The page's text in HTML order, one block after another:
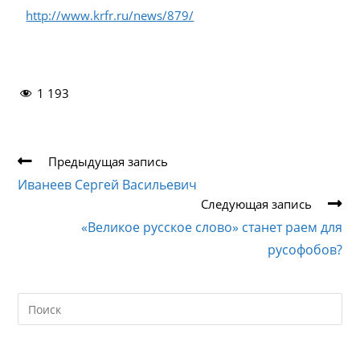
http://www.krfr.ru/news/879/
1 193
Еще
Предыдущая запись
Иванеев Сергей Васильевич
Следующая запись
«Великое русское слово» станет раем для
русофобов?
Search
this